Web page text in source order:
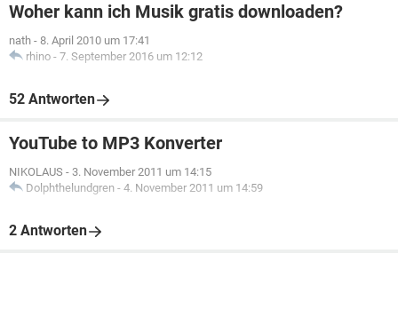
Woher kann ich Musik gratis downloaden?
nath - 8. April 2010 um 17:41
rhino - 7. September 2016 um 12:12
52 Antworten
YouTube to MP3 Konverter
NIKOLAUS - 3. November 2011 um 14:15
Dolphthelundgren - 4. November 2011 um 14:59
2 Antworten